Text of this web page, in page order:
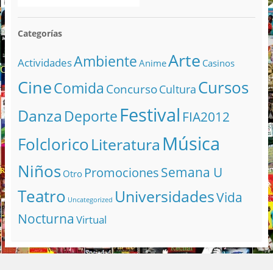
Categorías
ActividadesAmbiente AnimeArte Casinos
CineComida ConcursoCultura Cursos
Danza DeporteFestival FIA2012
FolcloricoLiteratura Música
Niños Otro PromocionesSemana U
Teatro Uncategorized UniversidadesVida
Nocturna Virtual